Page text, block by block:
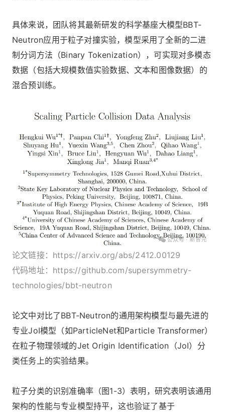
具体来说，团队将其最新研发的科学基座大模型BBT-
Neutron应用于粒子对撞实验，模型采用了全新的二进
制分词方法（Binary Tokenization），可实现对多模态
数据（包括大规模数值实验数据、文本和图像数据）的
混合预训练。
论文链接：https://arxiv.org/abs/2412.00129
代码地址：https://github.com/supersymmetry-
technologies/bbt-neutron
论文中对比了BBT-Neutron的通用架构模型与最先进的
专业JoI模型（如ParticleNet和Particle Transformer）
在粒子物理领域的Jet Origin Identification（JoI）分
类任务上的实验结果。
粒子分类的识别准确率（图1-3）表明，研究表明该通用
架构的性能与专业模型持平，这也验证了基于